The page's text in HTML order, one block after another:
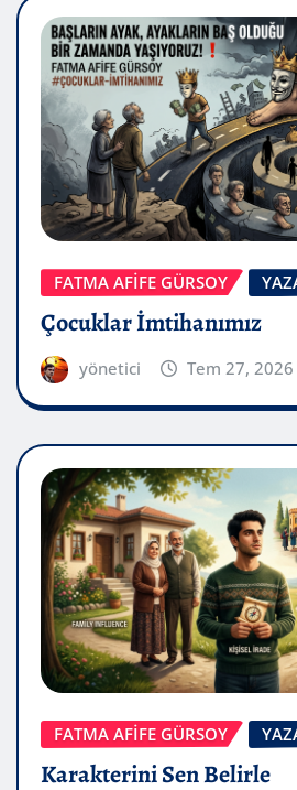
FATMA AFİFE GÜRSOY
Çocuklar İmtihanımız
yönetici Tem 27, 2026
FATMA AFİFE GÜRSOY
Karakterini Sen Belirle